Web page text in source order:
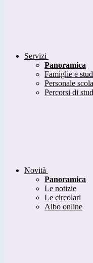
Servizi
Panoramica
Famiglie e
Personale
Percorsi di
Novità
Panoramica
Le notizie
Le circolari
Albo online